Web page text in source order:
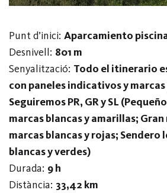
Punt d’inici: Aparcamiento
Desnivell: 801 m
Senyalització: Todo el itinerario
con paneles indicativos y
Seguiremos PR, GR y SL
marcas blancas y amarillas;
marcas blancas y rojas; Sendero
blancas y verdes)
Durada: 9 h
Distància: 33,42 km